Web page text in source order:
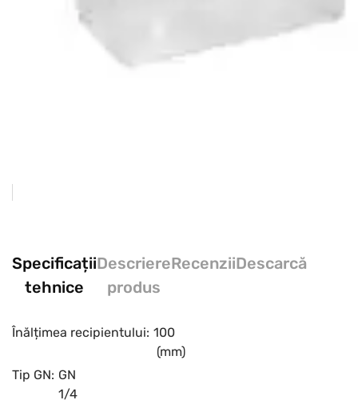
Specificații
tehnice
Descriere
produs
RecenziiDescarcă
Înălțimea recipientului: 100
(mm)
Tip GN: GN
1/4